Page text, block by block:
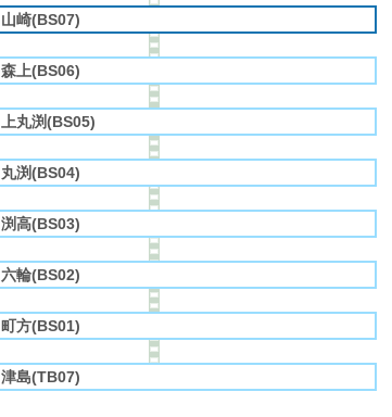
山崎(BS07)
森上(BS06)
上丸渕(BS05)
丸渕(BS04)
渕高(BS03)
六輪(BS02)
町方(BS01)
津島(TB07)